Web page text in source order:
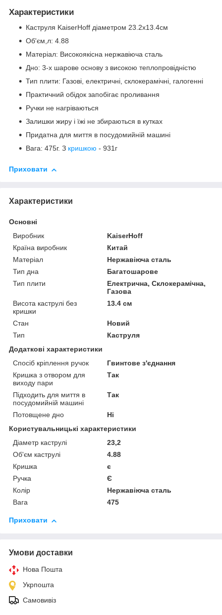
Характеристики
Каструля KaiserHoff діаметром 23.2х13.4см
Об'єм,л: 4.88
Матеріал: Високоякісна нержавіюча сталь
Дно: 3-х шарове основу з високою теплопровідністю
Тип плити: Газові, електричні, склокерамічні, галогенні
Практичний обідок запобігає проливання
Ручки не нагріваються
Залишки жиру і їжі не збираються в кутках
Придатна для миття в посудомийній машині
Вага: 475г. З кришкою - 931г
Приховати
Характеристики
Основні
Виробник
KaiserHoff
Країна виробник
Китай
Матеріал
Нержавіюча сталь
Тип дна
Багатошарове
Тип плити
Електрична, Склокерамічна,
Газова
Висота каструлі без
кришки
13.4 см
Стан
Новий
Тип
Каструля
Додаткові характеристики
Спосіб кріплення ручок
Гвинтове з'єднання
Кришка з отвором для
виходу пари
Так
Підходить для миття в
посудомийній машині
Так
Потовщене дно
Ні
Користувальницькі характеристики
Діаметр каструлі
23,2
Об'єм каструлі
4.88
Кришка
є
Ручка
Є
Колір
Нержавіюча сталь
Вага
475
Приховати
Умови доставки
Нова Пошта
Укрпошта
Самовивіз